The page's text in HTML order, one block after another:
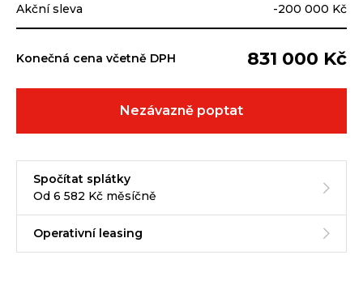
Akční sleva
-200 000 Kč
Konečná cena včetně DPH 831 000 Kč
Nezávazně poptat
Spočítat splátky
Od 6 582 Kč měsíčně
Operativní leasing